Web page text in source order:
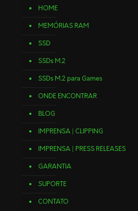
HOME
MEMÓRIAS RAM
SSD
SSDs M.2
SSDs M.2 para Games
ONDE ENCONTRAR
BLOG
IMPRENSA | CLIPPING
IMPRENSA | PRESS RELEASES
GARANTIA
SUPORTE
CONTATO